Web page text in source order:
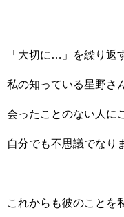
「大切に…」を繰り返
私の知っている星野さ
会ったことのない人に
自分でも不思議でなり
これからも彼のことを